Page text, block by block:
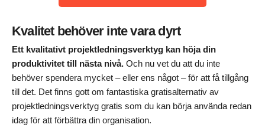
Kvalitet behöver inte vara dyrt
Ett kvalitativt projektledningsverktyg kan höja din
produktivitet till nästa nivå. Och nu vet du att du inte
behöver spendera mycket – eller ens något – för att få tillgång
till det. Det finns gott om fantastiska gratisalternativ av
projektledningsverktyg gratis som du kan börja använda redan
idag för att förbättra din organisation.